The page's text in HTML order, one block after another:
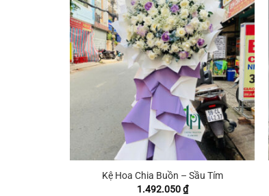
Kệ Hoa Chia Buồn – Sầu Tím
1.492.050₫